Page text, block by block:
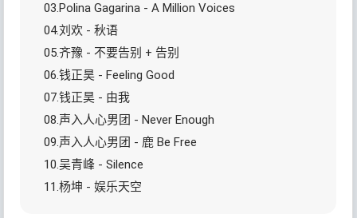
03.Polina Gagarina - A Million Voices
04.刘欢 - 秋语
05.齐豫 - 不要告别 + 告别
06.钱正昊 - Feeling Good
07.钱正昊 - 由我
08.声入人心男团 - Never Enough
09.声入人心男团 - 鹿 Be Free
10.吴青峰 - Silence
11.杨坤 - 娱乐天空